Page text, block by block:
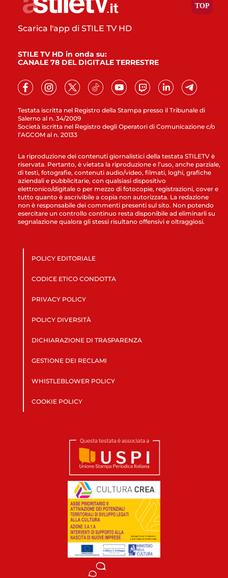
Testata iscritta nel Registro della Stampa presso il Tribunale di
Salerno al n. 34/2009
Società iscritta nel Registro degli Operatori di Comunicazione c/o
l’AGCOM al n. 20133
Scarica l'app di STILE TV HD
STILE TV HD in onda su:
CANALE 78 DEL DIGITALE TERRESTRE
La riproduzione dei contenuti giornalistici della testata STILETV è
riservata. Pertanto, è vietata la riproduzione e l’uso, anche parziale,
di testi, fotografie, contenuti audio/video, filmati, loghi, grafiche
aziendali e pubblicitarie, con qualsiasi dispositivo
elettronico/digitale o per mezzo di fotocopie, registrazioni, cover e
tutto quanto è ascrivibile a copia non autorizzata. La redazione
non è responsabile dei commenti presenti sul sito. Non potendo
esercitare un controllo continuo resta disponibile ad eliminarli su
segnalazione qualora gli stessi risultano offensivi e oltraggiosi.
POLICY EDITORIALE
CODICE ETICO CONDOTTA
PRIVACY POLICY
POLICY DIVERSITÀ
DICHIARAZIONE DI TRASPARENZA
GESTIONE DEI RECLAMI
WHISTLEBLOWER POLICY
COOKIE POLICY